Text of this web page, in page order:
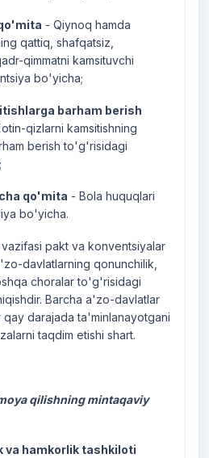
- Qiynoq hamda
qattiq, shafqatsiz,
qimmatni kamsituvchi
bo'yicha;
barham berish
qizlarni kamsitishning
berish to'g'risidagi
qo'mita - Bola huquqlari
bo'yicha.
pakt va konventsiyalar
davlatlarning qonunchilik,
choralar to'g'risidagi
Barcha a'zo-davlatlar
darajada ta'minlanayotgani
taqdim etishi shart.
qilishning mintaqaviy
va hamkorlik tashkiloti